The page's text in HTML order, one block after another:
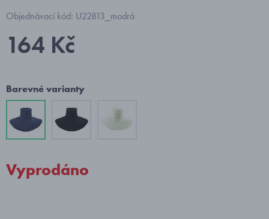
Objednávací kód: U22813_modrá
164 Kč
Barevné varianty
Vyprodáno